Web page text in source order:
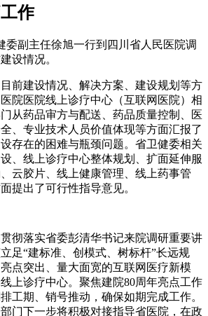
作
委副主任徐旭一行到四川省人民医院调
设情况。
前建设情况、解决方案、建设规划等方
院医院线上诊疗中心（互联网医院）相
从药品审方与配送、药品质量控制、医
、专业技术人员价值体现等方面汇报了
存在的困难与瓶颈问题。省卫健委相关
、线上诊疗中心整体规划、扩面延伸服
云胶片、线上健康管理、线上药事管
提出了可行性指导意见。
彻落实省委彭清华书记来院调研重要讲
足“建标准、创模式、树标杆”长远规
点突出、量大面宽的互联网医疗新模
上诊疗中心。聚焦建院80周年亮点工作
工期、销号推动，确保如期完成工作。
门下一步将积极对接指导省医院，在政